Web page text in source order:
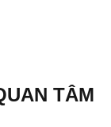
TÂM